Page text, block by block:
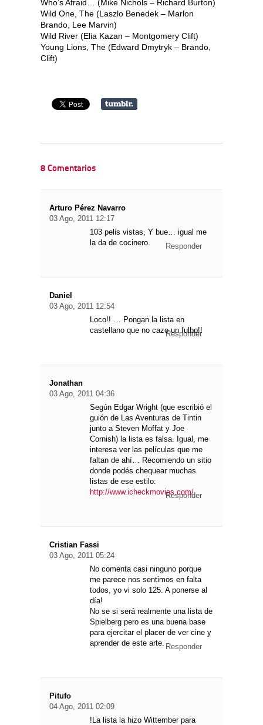
Who’s Afraid… (Mike Nichols – Richard Burton)
Wild One, The (Laszlo Benedek – Marlon
Brando, Lee Marvin)
Wild River (Elia Kazan – Montgomery Clift)
Young Lions, The (Edward Dmytryk – Brando,
Clift)
8 Comentarios
Arturo Pérez Navarro
03 Ago, 2011 12:17
103 pelis vistas, Y bue… igual me
la da de cocinero.
Responder
Daniel
03 Ago, 2011 12:54
Loco!! … Pongan la lista en
castellano que no cazo un fulbo!!
Responder
Jonathan
03 Ago, 2011 04:36
Según Edgar Wright (que escribió el
guión de Las Aventuras de Tintin
junto a Steven Moffat y Joe
Cornish) la lista es falsa. Igual, me
interesa ver las películas que me
faltan de ahí… Recomiendo un sitio
donde podés chequear muchas
listas de ese estilo:
http://www.icheckmovies.com/
Responder
Cristian Fassi
03 Ago, 2011 05:24
No comenta casi ninguno porque
me parece nos sentimos en falta
todos, yo vi solo 125. A ponerse al
día!
No se si será realmente una lista de
Spielberg pero es una buena base
para ejercitar el placer de ver cine y
aprender de este arte. Responder
Pitufo
04 Ago, 2011 02:09
!La lista la hizo Wittember para